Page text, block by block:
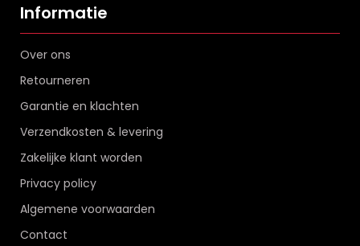
Informatie
Over ons
Retourneren
Garantie en klachten
Verzendkosten & levering
Zakelijke klant worden
Privacy policy
Algemene voorwaarden
Contact